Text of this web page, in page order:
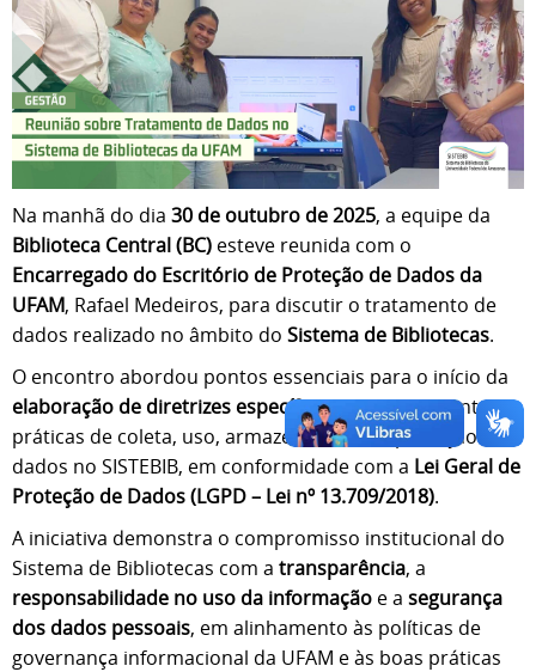
Na manhã do dia 30 de outubro de 2025, a equipe da
Biblioteca Central (BC) esteve reunida com o
Encarregado do Escritório de Proteção de Dados da
UFAM, Rafael Medeiros, para discutir o tratamento de
dados realizado no âmbito do Sistema de Bibliotecas.
O encontro abordou pontos essenciais para o início da
elaboração de diretrizes específicas, que irão orientar as
práticas de coleta, uso, armazenamento e proteção de
dados no SISTEBIB, em conformidade com a Lei Geral de
Proteção de Dados (LGPD – Lei nº 13.709/2018).
A iniciativa demonstra o compromisso institucional do
Sistema de Bibliotecas com a transparência, a
responsabilidade no uso da informação e a segurança
dos dados pessoais, em alinhamento às políticas de
governança informacional da UFAM e às boas práticas